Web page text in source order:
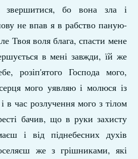
звершитися, бо вона зла і
не впав я в рабство паную­
Твоя воля блага, спасти мене
в мені за­вжди, їй же
розіп'ятого Госпо­да мого,
мого уявляю і молюся із
час розлучення мого з тілом
бачив, що в руки захисту
і від підне­бесних духів
же з грішниками, які